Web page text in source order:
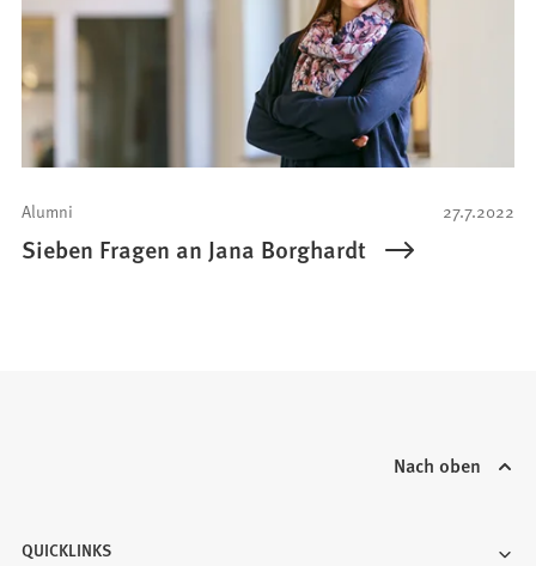
27.7.2022
Alumni
Sieben Fragen an Jana Borghardt
Nach oben
QUICKLINKS